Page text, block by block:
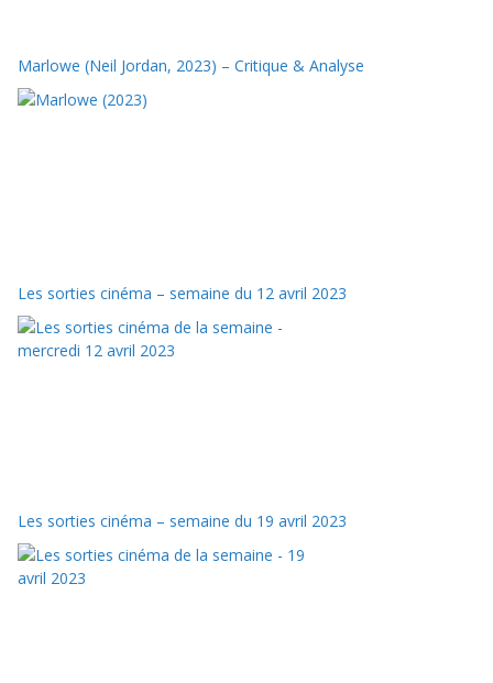
Marlowe (Neil Jordan, 2023) – Critique & Analyse
Les sorties cinéma – semaine du 12 avril 2023
Les sorties cinéma – semaine du 19 avril 2023